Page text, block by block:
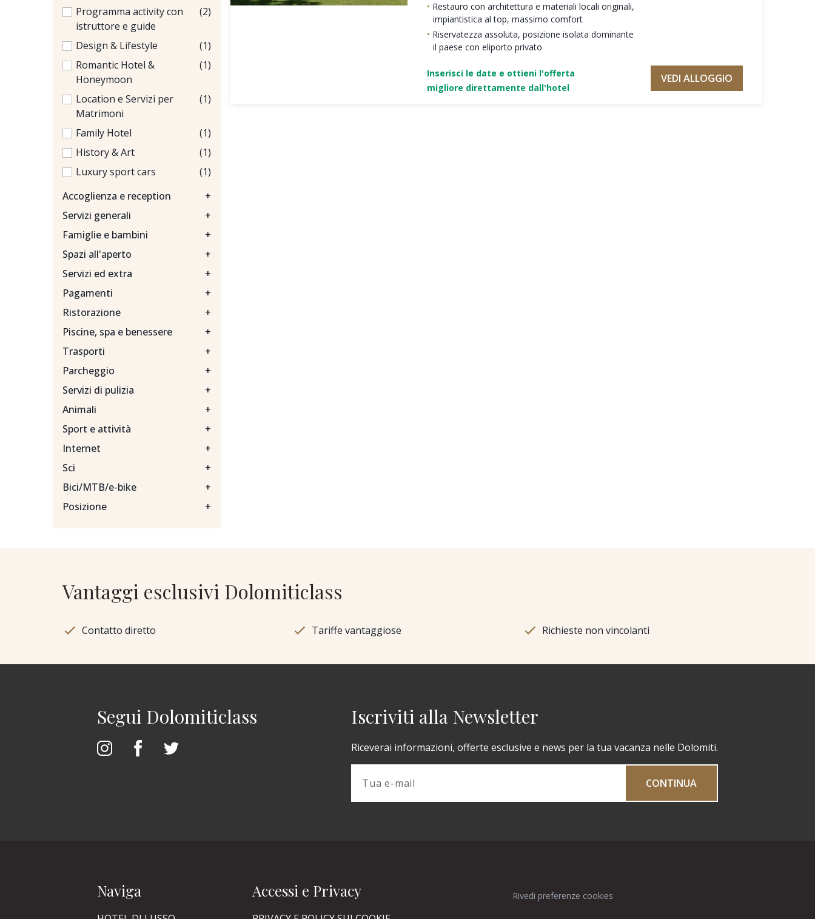
Programma activity con
istruttore e guide
(2)
Design & Lifestyle
(1)
Romantic Hotel &
Honeymoon
(1)
Location e Servizi per
Matrimoni
(1)
Family Hotel
(1)
History & Art
(1)
Luxury sport cars
(1)
Accoglienza e reception
+
Servizi generali
+
Famiglie e bambini
+
Spazi all'aperto
+
Servizi ed extra
+
Pagamenti
+
Ristorazione
+
Piscine, spa e benessere
+
Trasporti
+
Parcheggio
+
Servizi di pulizia
+
Animali
+
Sport e attività
+
Internet
+
Sci
+
Bici/MTB/e-bike
+
Posizione
+
Restauro con architettura e materiali locali originali,
impiantistica al top, massimo comfort
Riservatezza assoluta, posizione isolata dominante
il paese con eliporto privato
Inserisci le date e ottieni l'offerta
migliore direttamente dall'hotel
VEDI ALLOGGIO
Vantaggi esclusivi Dolomiticlass
Contatto diretto Tariffe vantaggiose Richieste non vincolanti
Segui Dolomiticlass Iscriviti alla Newsletter
Riceverai informazioni, offerte esclusive e news per la tua vacanza nelle Dolomiti.
CONTINUA
Naviga Accessi e Privacy Rivedi preferenze cookies